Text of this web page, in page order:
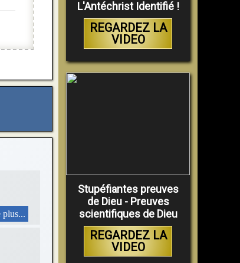
plus...
L'Antéchrist Identifié !
REGARDEZ LA
VIDEO
Stupéfiantes preuves
de Dieu - Preuves
scientifiques de Dieu
REGARDEZ LA
VIDEO